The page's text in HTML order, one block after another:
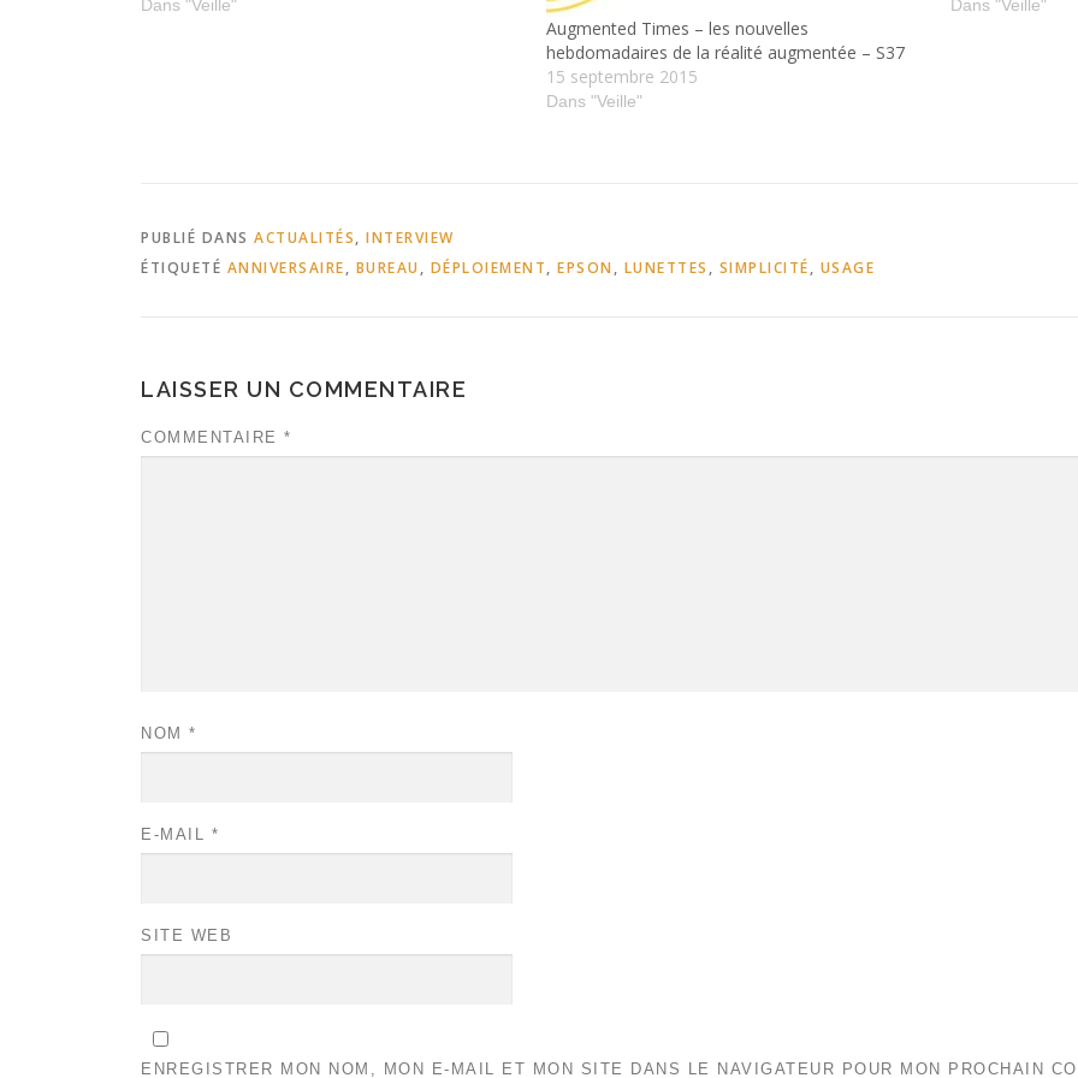
from Lenovo to compete with Google Glass -
Dans "Veille"
Augmented Times – les nouvelles
hebdomadaires de la réalité augmentée – S37
15 septembre 2015
Dans "Veille"
Londres
Dans "Veille"
PUBLIÉ DANS ACTUALITÉS, INTERVIEW
ÉTIQUETÉ ANNIVERSAIRE, BUREAU, DÉPLOIEMENT, EPSON, LUNETTES, SIMPLICITÉ, USAGE
LAISSER UN COMMENTAIRE
COMMENTAIRE *
NOM *
E-MAIL *
SITE WEB
ENREGISTRER MON NOM, MON E-MAIL ET MON SITE DANS LE NAVIGATEUR POUR MON PROCHAIN